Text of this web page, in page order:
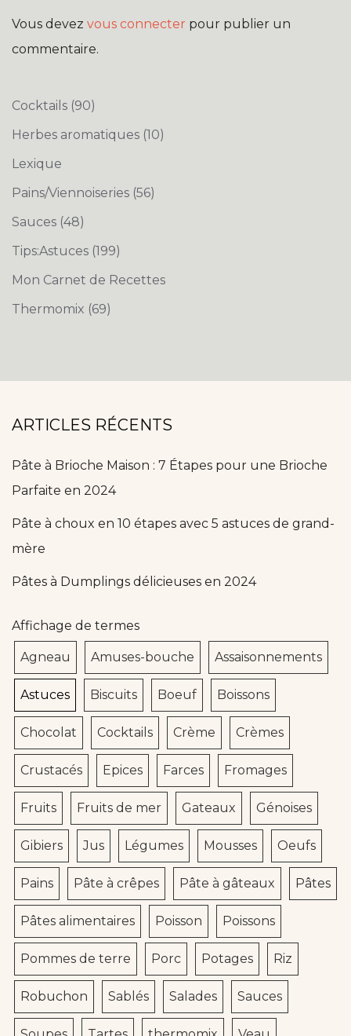
Vous devez vous connecter pour publier un
commentaire.
Cocktails (90)
Herbes aromatiques (10)
Lexique
Pains/Viennoiseries (56)
Sauces (48)
Tips:Astuces (199)
Mon Carnet de Recettes
Thermomix (69)
ARTICLES RÉCENTS
Pâte à Brioche Maison : 7 Étapes pour une Brioche
Parfaite en 2024
Pâte à choux en 10 étapes avec 5 astuces de grand-
mère
Pâtes à Dumplings délicieuses en 2024
Affichage de termes
Agneau Amuses-bouche Assaisonnements
Astuces Biscuits Boeuf Boissons
Chocolat Cocktails Crème Crèmes
Crustacés Epices Farces Fromages
Fruits Fruits de mer Gateaux Génoises
Gibiers Jus Légumes Mousses Oeufs
Pains Pâte à crêpes Pâte à gâteaux Pâtes
Pâtes alimentaires Poisson Poissons
Pommes de terre Porc Potages Riz
Robuchon Sablés Salades Sauces